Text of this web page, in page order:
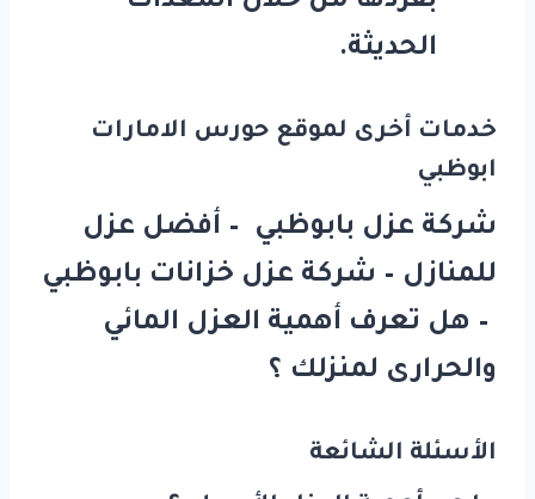
الحديثة.
خدمات أخرى لموقع حورس الامارات
ابوظبي
شركة عزل بابوظبي – أفضل عزل
للمنازل – شركة عزل خزانات بابوظبي
– هل تعرف أهمية العزل المائي
والحرارى لمنزلك ؟
الأسئلة الشائعة